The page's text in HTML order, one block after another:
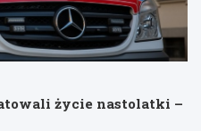
życie nastolatki –